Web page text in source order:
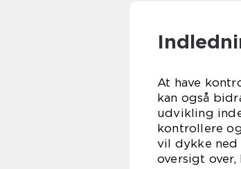
At have
kan også
udvikling
kontrollere
vil dykke
oversigt